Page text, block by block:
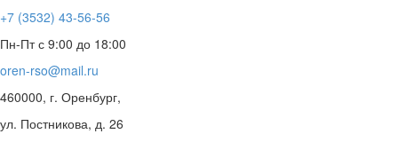
+7 (3532) 43-56-56
Пн-Пт с 9:00 до 18:00
oren-rso@mail.ru
460000, г. Оренбург,
ул. Постникова, д. 26